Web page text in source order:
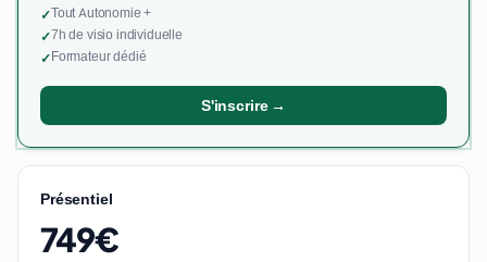
✓Tout Autonomie +
✓7h de visio individuelle
✓Formateur dédié
S'inscrire →
Présentiel
749€